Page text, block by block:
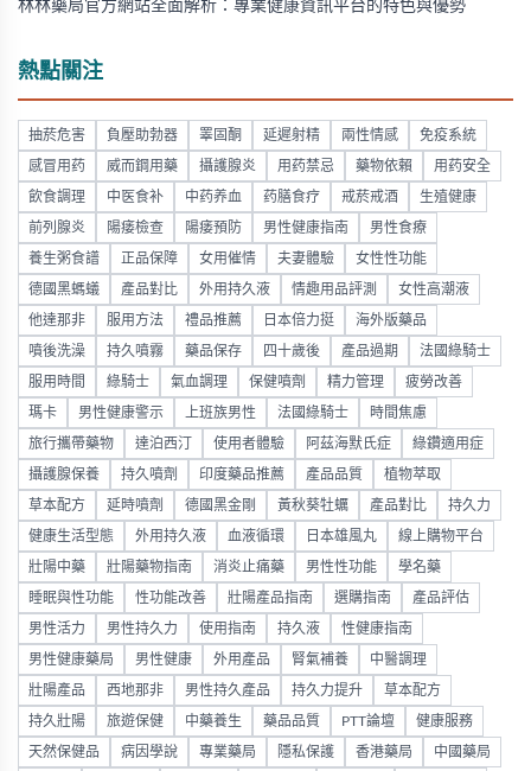
林林藥局官方網站全面解析：專業健康資訊平台的特色與優勢
熱點關注
抽菸危害 負壓助勃器 睪固酮 延遲射精 兩性情感 免疫系統
感冒用药 威而鋼用藥 攝護腺炎 用药禁忌 藥物依賴 用药安全
飲食調理 中医食补 中药养血 药膳食疗 戒菸戒酒 生殖健康
前列腺炎 陽痿檢查 陽痿預防 男性健康指南 男性食療
養生粥食譜 正品保障 女用催情 夫妻體驗 女性性功能
德國黑螞蟻 產品對比 外用持久液 情趣用品評測 女性高潮液
他達那非 服用方法 禮品推薦 日本倍力挺 海外版藥品
噴後洗澡 持久噴霧 藥品保存 四十歲後 產品過期 法國綠騎士
服用時間 綠騎士 氣血調理 保健噴劑 精力管理 疲勞改善
瑪卡 男性健康警示 上班族男性 法國綠騎士 時間焦慮
旅行攜帶藥物 達泊西汀 使用者體驗 阿茲海默氏症 綠鑽適用症
攝護腺保養 持久噴劑 印度藥品推薦 產品品質 植物萃取
草本配方 延時噴劑 德國黑金剛 黃秋葵牡蠣 產品對比 持久力
健康生活型態 外用持久液 血液循環 日本雄風丸 線上購物平台
壯陽中藥 壯陽藥物指南 消炎止痛藥 男性性功能 學名藥
睡眠與性功能 性功能改善 壯陽產品指南 選購指南 產品評估
男性活力 男性持久力 使用指南 持久液 性健康指南
男性健康藥局 男性健康 外用產品 腎氣補養 中醫調理
壯陽產品 西地那非 男性持久產品 持久力提升 草本配方
持久壯陽 旅遊保健 中藥養生 藥品品質 PTT論壇 健康服務
天然保健品 病因學說 專業藥局 隱私保護 香港藥局 中國藥局